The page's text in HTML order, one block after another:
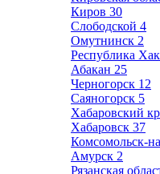
Киров 30
Слободской 4
Омутнинск 2
Республика
Абакан 25
Черногорск 12
Саяногорск 5
Хабаровский
Хабаровск 37
Комсомольск-
Амурск 2
Рязанская